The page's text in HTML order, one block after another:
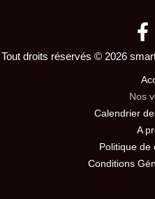
Tout droits réservés © 2026
Nos
Calendrier
A
Politique de
Conditions